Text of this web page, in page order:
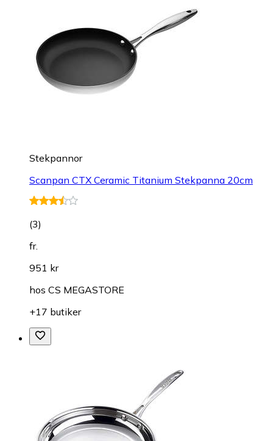
Stekpannor
Scanpan CTX Ceramic Titanium Stekpanna 20cm
(3)
fr.
951 kr
hos CS MEGASTORE
+17 butiker